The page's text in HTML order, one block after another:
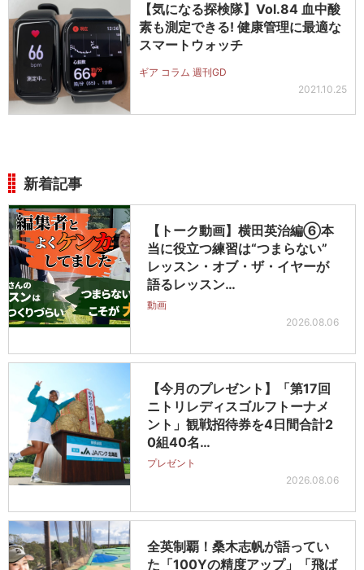
【気になる探検隊】Vol.84 血中酸
素も測定できる! 健康管理に最適な
スマートウォッチ
ギア コラム 週刊GD
2021.10.25
新着記事
【トーク動画】横田英治編⑥本
当に役立つ練習は“つまらない”
レッスン・オブ・ザ・イヤーが
語るレッスン…
動画
2026.08.06
【今月のプレゼント】「第17回
ニトリレディスゴルフトーナメ
ント」観戦招待券を4日間合計2
0組40名…
プレゼント
2026.08.06
全英制覇！桑木志帆が語ってい
た「100Yの精度アップ」「飛ば